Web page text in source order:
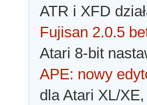
ATR i XFD
Fujisan 2.0.5
Atari 8-bit
APE: nowy
dla Atari XL/